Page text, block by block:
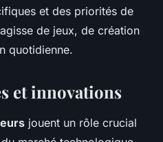
et des priorités de
de jeux, de création
quotidienne.
et innovations
jouent un rôle crucial